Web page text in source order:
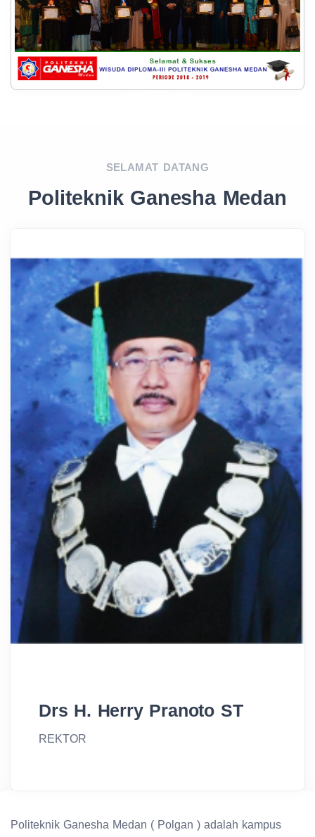
SELAMAT DATANG
Politeknik Ganesha Medan
Drs H. Herry Pranoto ST
REKTOR
Politeknik Ganesha Medan ( Polgan ) adalah kampus